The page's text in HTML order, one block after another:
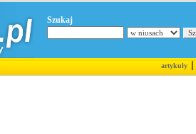
Szukaj
artykuły|